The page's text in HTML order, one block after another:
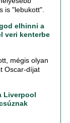
is "lebukott".
elhinni a
veri kenterbe
mégis olyan
Oscar-díjat
Liverpool